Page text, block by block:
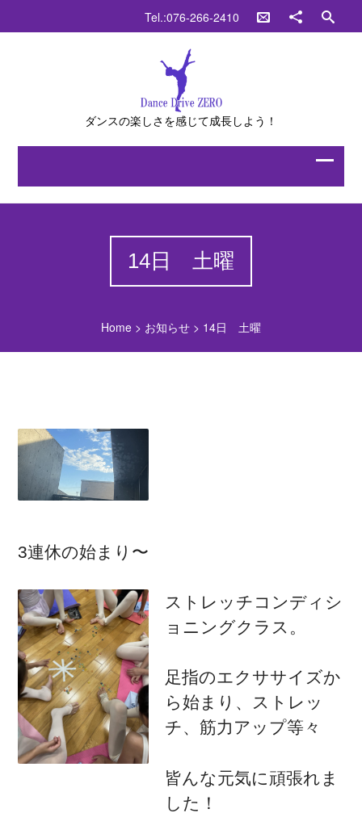
Tel.:076-266-2410
ダンスの楽しさを感じて成長しよう！
14日 土曜
Home> お知らせ> 14日 土曜
3連休の始まり〜
ストレッチコンディシ
ョニングクラス。
足指のエクササイズか
ら始まり、ストレッ
チ、筋力アップ等々
皆んな元気に頑張れま
した！